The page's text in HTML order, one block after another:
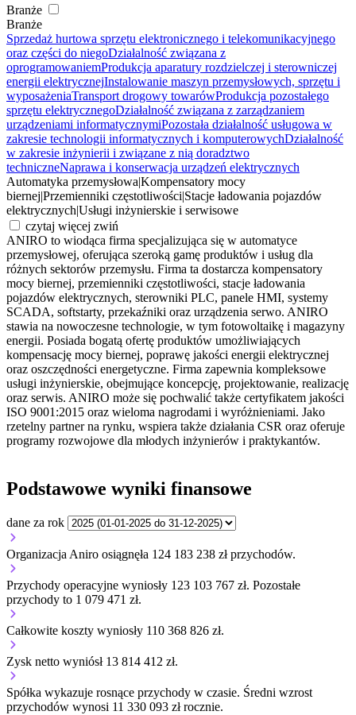
Branże
Branże
Sprzedaż hurtowa sprzętu elektronicznego i telekomunikacyjnego
oraz części do niegoDziałalność związana z
oprogramowaniemProdukcja aparatury rozdzielczej i sterowniczej
energii elektrycznejInstalowanie maszyn przemysłowych, sprzętu i
wyposażeniaTransport drogowy towarówProdukcja pozostałego
sprzętu elektrycznegoDziałalność związana z zarządzaniem
urządzeniami informatycznymiPozostała działalność usługowa w
zakresie technologii informatycznych i komputerowychDziałalność
w zakresie inżynierii i związane z nią doradztwo
techniczneNaprawa i konserwacja urządzeń elektrycznych
Automatyka przemysłowaKompensatory mocy
biernej Przemienniki częstotliwości Stacje ładowania pojazdów
elektrycznychUsługi inżynierskie i serwisowe
czytaj więcej zwiń
ANIRO to wiodąca firma specjalizująca się w automatyce
przemysłowej, oferująca szeroką gamę produktów i usług dla
różnych sektorów przemysłu. Firma ta dostarcza kompensatory
mocy biernej, przemienniki częstotliwości, stacje ładowania
pojazdów elektrycznych, sterowniki PLC, panele HMI, systemy
SCADA, softstarty, przekaźniki oraz urządzenia serwo. ANIRO
stawia na nowoczesne technologie, w tym fotowoltaikę i magazyny
energii. Posiada bogatą ofertę produktów umożliwiających
kompensację mocy biernej, poprawę jakości energii elektrycznej
oraz oszczędności energetyczne. Firma zapewnia kompleksowe
usługi inżynierskie, obejmujące koncepcję, projektowanie, realizację
oraz serwis. ANIRO może się pochwalić także certyfikatem jakości
ISO 9001:2015 oraz wieloma nagrodami i wyróżnieniami. Jako
rzetelny partner na rynku, wspiera także działania CSR oraz oferuje
programy rozwojowe dla młodych inżynierów i praktykantów.
Podstawowe wyniki finansowe
dane za rok
Organizacja Aniro osiągnęła 124 183 238 zł przychodów.
Przychody operacyjne wyniosły 123 103 767 zł. Pozostałe
przychody to 1 079 471 zł.
Całkowite koszty wyniosły 110 368 826 zł.
Zysk netto wyniósł 13 814 412 zł.
Spółka wykazuje rosnące przychody w czasie. Średni wzrost
przychodów wynosi 11 330 093 zł rocznie.